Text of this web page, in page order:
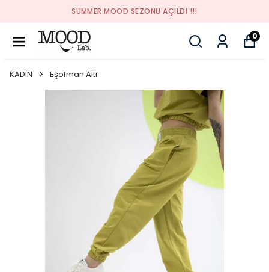
SUMMER MOOD SEZONU AÇILDI !!!
0
KADIN Eşofman Altı